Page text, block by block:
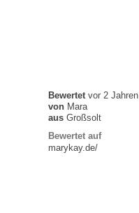
Bewertetvor 2 Jahren
von Mara
aus Großsolt
Bewertet auf
marykay.de/